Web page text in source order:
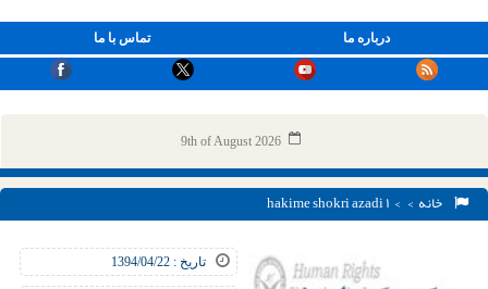
تماس با ما درباره ما
9th of August 2026
خانه > > hakime shokri azadi ۱
تاریخ : 1394/04/22